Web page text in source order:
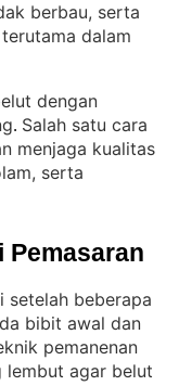
berbau, serta
dalam
dengan
. Salah satu cara
menjaga kualitas
serta
Pemasaran
setelah beberapa
bibit awal dan
pemanenan
lembut agar belut